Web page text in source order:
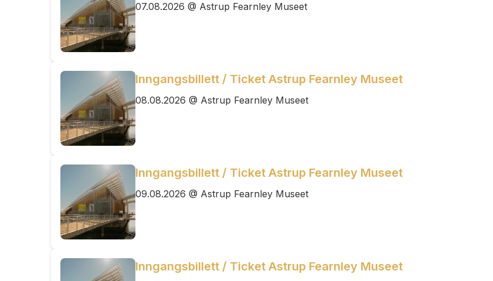
07.08.2026 @ Astrup Fearnley Museet
Inngangsbillett / Ticket Astrup Fearnley Museet
08.08.2026 @ Astrup Fearnley Museet
Inngangsbillett / Ticket Astrup Fearnley Museet
09.08.2026 @ Astrup Fearnley Museet
Inngangsbillett / Ticket Astrup Fearnley Museet